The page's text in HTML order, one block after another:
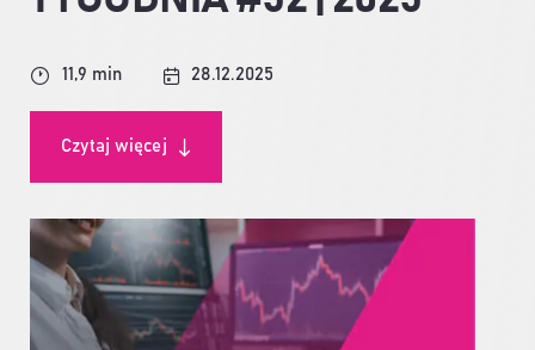
SKUTECZNOŚĆ ANALIZ
11,9 min 28.12.2025
Czytaj więcej